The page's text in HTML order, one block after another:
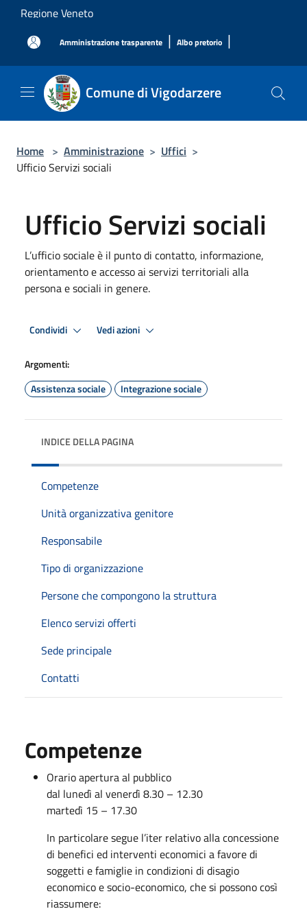
Salta al contenuto principale
Regione Veneto
Amministrazione trasparente | Albo pretorio |
Comune di Vigodarzere
Home > Amministrazione > Uffici >
Ufficio Servizi sociali
Ufficio Servizi sociali
L’ufficio sociale è il punto di contatto, informazione,
orientamento e accesso ai servizi territoriali alla
persona e sociali in genere.
Condividi Vedi azioni
Argomenti:
Assistenza sociale
Integrazione sociale
INDICE DELLA PAGINA
Competenze
Unità organizzativa genitore
Responsabile
Tipo di organizzazione
Persone che compongono la struttura
Elenco servizi offerti
Sede principale
Contatti
Competenze
Orario apertura al pubblico
dal lunedì al venerdì 8.30 – 12.30
martedì 15 – 17.30
In particolare segue l’iter relativo alla concessione
di benefici ed interventi economici a favore di
soggetti e famiglie in condizioni di disagio
economico e socio-economico, che si possono così
riassumere: